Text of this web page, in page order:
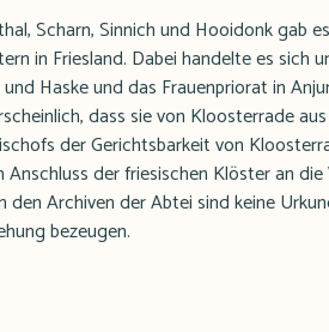
Scharn, Sinnich und Hooidonk gab
in Friesland. Dabei handelte es sich
Haske und das Frauenpriorat in
dass sie von Kloosterrade
der Gerichtsbarkeit von
der friesischen Klöster an
Archiven der Abtei sind keine
bezeugen.